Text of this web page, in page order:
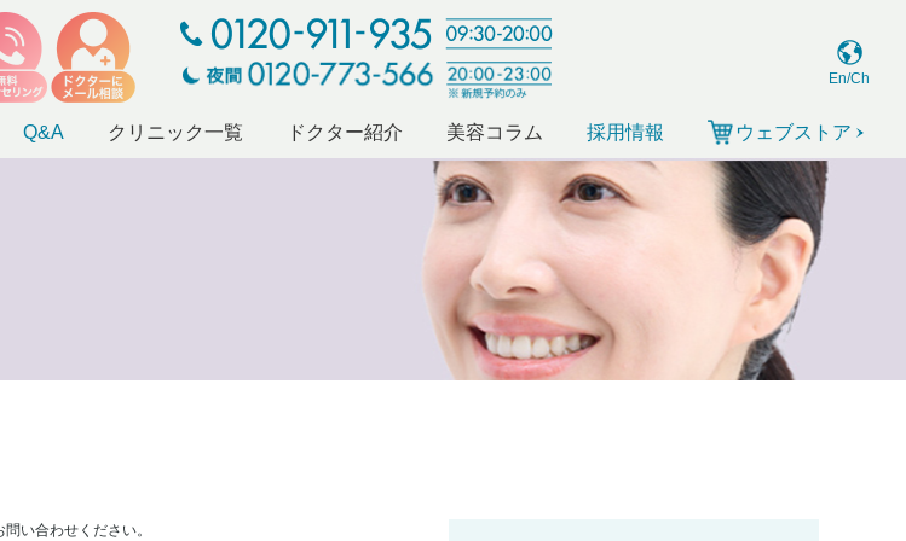
En/Ch
Q&A クリニック一覧 ドクター紹介 美容コラム 採用情報 ウェブストア
い合わせください。